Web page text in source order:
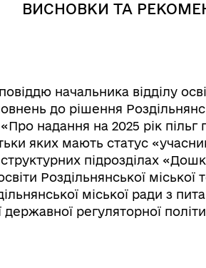
(ради,
Радіаційний фон
ВИСНОВКИ ТА
начальника відділу
до рішення
«Про надання на 2025 рік пільг
яких мають статус
підрозділах
Роздільнянської
міської ради з
державної регуляторної